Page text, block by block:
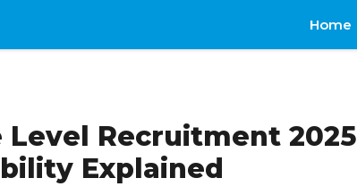
Home
Level Recruitment 2025
Explained